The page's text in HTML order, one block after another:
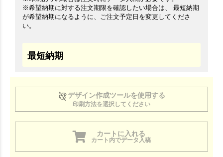
※希望納期に対する注文期限を確認したい場合は、 最短納期
が希望納期になるように、ご注文予定日を変更してくださ
い。
最短納期
デザイン作成ツールを使用する
印刷方法を選択してください
カートに入れる
カート内でデータ入稿